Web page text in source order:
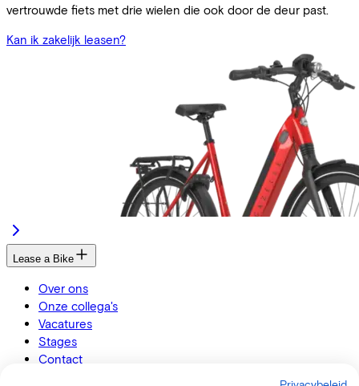
vertrouwde fiets met drie wielen die ook door de deur past.
Kan ik zakelijk leasen?
Lease a Bike
Over ons
Onze collega's
Vacatures
Stages
Contact